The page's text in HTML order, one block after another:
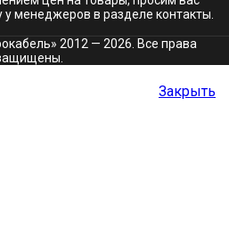
у менеджеров в разделе контакты.
2012 — 2026. Все права
Закрыть